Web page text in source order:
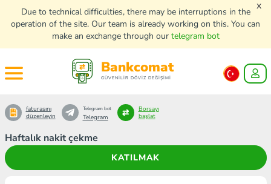
Due to technical difficulties, there may be interruptions in the
operation of the site. Our team is already working on this. You can
make an exchange through our telegram bot
x
Bankcomat
GÜVENİLİR DÖVİZ DEĞİŞİMİ
Haftalık nakit çekme
KATILMAK
faturasını
düzenleyin
Telegram bot
Telegram
Borsayı
başlat